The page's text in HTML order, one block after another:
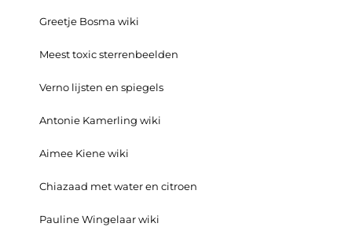
Greetje Bosma wiki
Meest toxic sterrenbeelden
Verno lijsten en spiegels
Antonie Kamerling wiki
Aimee Kiene wiki
Chiazaad met water en citroen
Pauline Wingelaar wiki